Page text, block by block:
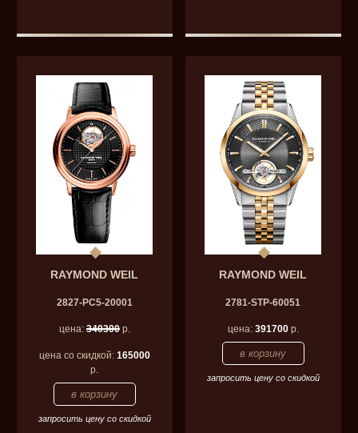
RAYMOND WEIL
2827-PC5-20001
цена: 340300р.
цена со скидкой: 165000
р.
запросить цену со скидкой
RAYMOND WEIL
2781-STP-60051
цена: 391700р.
запросить цену со скидкой